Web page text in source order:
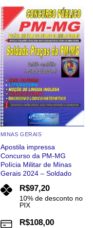
Add to
wishlist
MINAS GERAIS
Apostila impressa
Concurso da PM-MG
Polícia Militar de Minas
Gerais 2024 – Soldado
R$97,20
10% de desconto no
PIX
R$108,00